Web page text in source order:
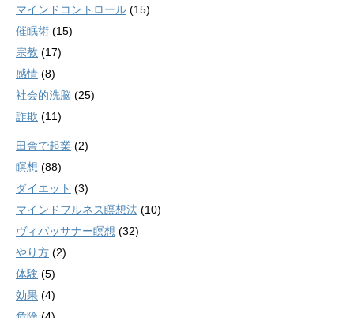
マインドコントロール (15)
催眠術 (15)
宗教 (17)
感情 (8)
社会的洗脳 (25)
詐欺 (11)
田舎で起業 (2)
瞑想 (88)
ダイエット (3)
マインドフルネス瞑想法 (10)
ヴィパッサナー瞑想 (32)
やり方 (2)
体験 (5)
効果 (4)